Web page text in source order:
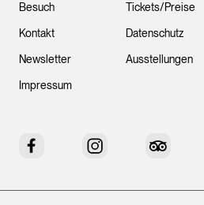
Besuch
Kontakt
Newsletter
Impressum
Tickets/Preise
Datenschutz
Ausstellungen
Facebook Instagram Tripadvisor